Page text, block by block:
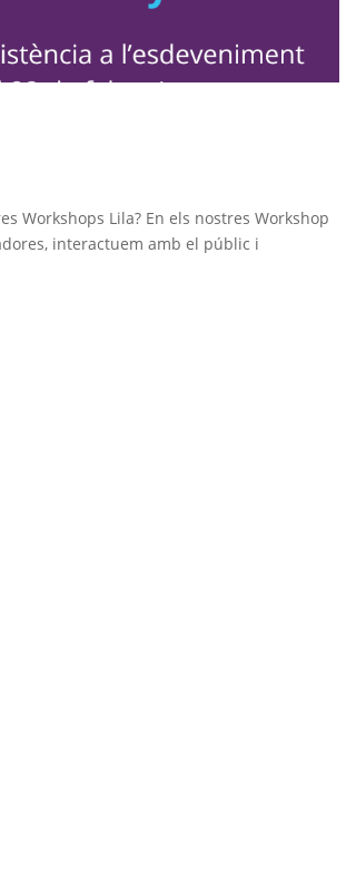
Workshops Lila? En els nostres Workshop
interactuem amb el públic i